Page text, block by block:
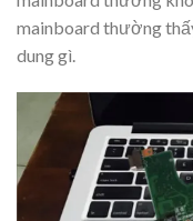
mainboard thường
dung gì.